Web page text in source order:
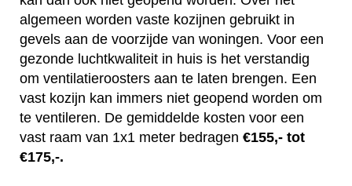
algemeen worden vaste kozijnen gebruikt in
gevels aan de voorzijde van woningen. Voor een
gezonde luchtkwaliteit in huis is het verstandig
om ventilatieroosters aan te laten brengen. Een
vast kozijn kan immers niet geopend worden om
te ventileren. De gemiddelde kosten voor een
vast raam van 1x1 meter bedragen €155,- tot
€175,-.